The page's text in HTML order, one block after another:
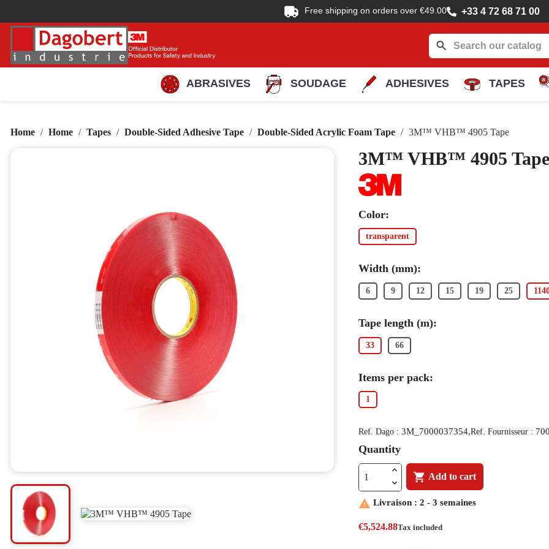
Free shipping on orders over €49.00 +33 4 72 68 71 00
search
ABRASIVES SOUDAGE ADHESIVES TAPES
Home Home Tapes Double-Sided Adhesive Tape Double-Sided Acrylic Foam Tape 3M™ VHB™ 4905 Tape
3M™ VHB™ 4905 Tape
Color:
transparent
Width (mm):
6 9 12 15 19 25
Tape length (m):
33 66
Items per pack:
1
Ref. Dago : 3M_7000037354,Ref. Fournisseur :
Quantity
 Add to cart
 Livraison : 2 - 3 semaines
€5,524.88Tax included